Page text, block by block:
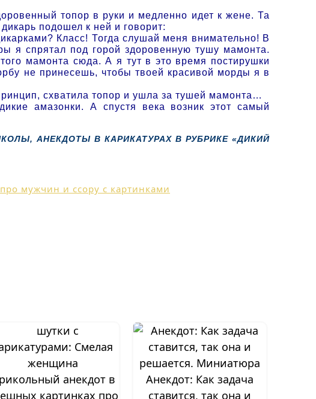
топор в руки и медленно идет к жене. Та
подошел к ней и говорит:
Класс! Тогда слушай меня внимательно! В
я спрятал под горой здоровенную тушу мамонта.
мамонта сюда. А я тут в это время постирушки
не принесешь, чтобы твоей красивой морды я в
схватила топор и ушла за тушей мамонта…
амазонки. А спустя века возник этот самый
АНЕКДОТЫ В КАРИКАТУРАХ В РУБРИКЕ «ДИКИЙ
анекдот в
картинках про
Анекдот: Как задача
ставится, так она и